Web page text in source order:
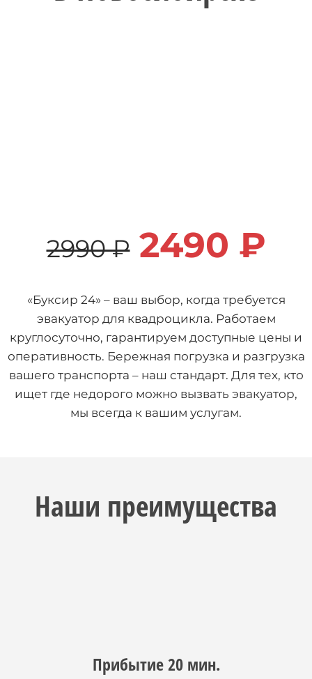
2990 ₽ 2490 ₽
«Буксир 24» – ваш выбор, когда требуется
эвакуатор для квадроцикла. Работаем
круглосуточно, гарантируем доступные цены и
оперативность. Бережная погрузка и разгрузка
вашего транспорта – наш стандарт. Для тех, кто
ищет где недорого можно вызвать эвакуатор,
мы всегда к вашим услугам.
Наши преимущества
Прибытие 20 мин.